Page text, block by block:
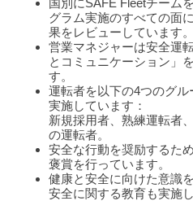
国別にSAFE Fleetチーム
グラム実施のすべての面
果をレビューしています。
営業マネジャーは安全運
とコミュニケーション」
す。
運転者を以下の4つのグ
実施しています：
新規採用者、熟練運転者
の運転者。
安全な行動を奨励するた
褒賞を行っています。
健康と安全に向けた意識
安全に関する教育も実施